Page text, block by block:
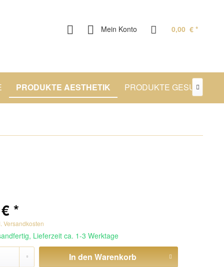
Mein Konto 0,00 € *
PRODUKTE AESTHETIK PRODUKTE 
*
Versandkosten
Lieferzeit ca. 1-3 Werktage
In den Warenkorb